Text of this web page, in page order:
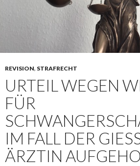
REVISION, STRAFRECHT
URTEIL WEGEN
FÜR
IM FALL DER
RZTIN